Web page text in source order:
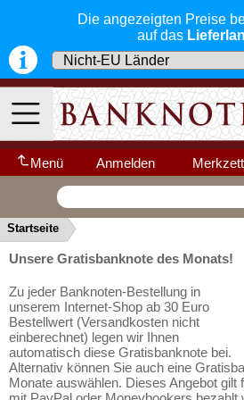
Die angezeigten Preise
auf das
Menü Anmelden
Wir garantieren
schnellen, sicheren und zuverlässigen
Service
Schneller und sicherer Versand-
können noch am selben Tag verschickt
werden.
(Versand mit DHL oder Deutsche Post)
Alle Lieferungen, auch ins Ausland,
werden von uns voll versichert. Sie haben
kein Risikofalls die Sendung verloren
Vertrag
-- Länder Schnellsuche --
Neu im Shop
Deutschland
Afrika
Ihr
Startseite
Unsere Gratisbanknote des Monats!
Zu jeder Banknoten-Bestellung in
unserem Internet-Shop ab 30 Euro
Bestellwert (Versandkosten nicht
einberechnet) legen wir Ihnen
automatisch diese Gratisbanknote bei.
Alternativ können Sie auch eine
Monate auswählen. Dieses Angebot gilt